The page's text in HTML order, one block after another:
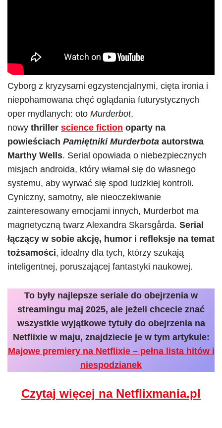
Cyborg z kryzysami egzystencjalnymi, cięta ironia i
niepohamowana chęć oglądania futurystycznych
oper mydlanych: oto Murderbot,
nowy thriller science fiction oparty na
powieściach Pamiętniki Murderbota autorstwa
Marthy Wells. Serial opowiada o niebezpiecznych
misjach androida, który włamał się do własnego
systemu, aby wyrwać się spod ludzkiej kontroli.
Cyniczny, samotny, ale nieoczekiwanie
zainteresowany emocjami innych, Murderbot ma
magnetyczną twarz Alexandra Skarsgårda. Serial
łączący w sobie akcję, humor i refleksje na temat
tożsamości, idealny dla tych, którzy szukają
inteligentnej, poruszającej fantastyki naukowej.
To były najlepsze seriale do obejrzenia w
streamingu maj 2025, ale jeżeli chcecie znać
wszystkie wyjątkowe tytuły do obejrzenia na
Netflixie w maju, znajdziecie je w tym artykule:
Majowe premiery na Netflixie – pełna lista hitów i
niespodzianek
Czytaj więcej na Netflixmania.pl